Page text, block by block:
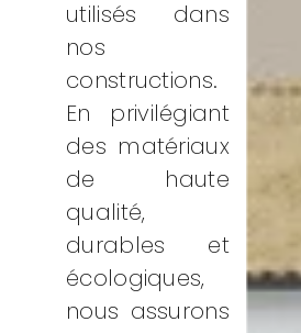
utilisés dans
nos
constructions.
En privilégiant
des matériaux
de haute
qualité,
durables et
écologiques,
nous assurons